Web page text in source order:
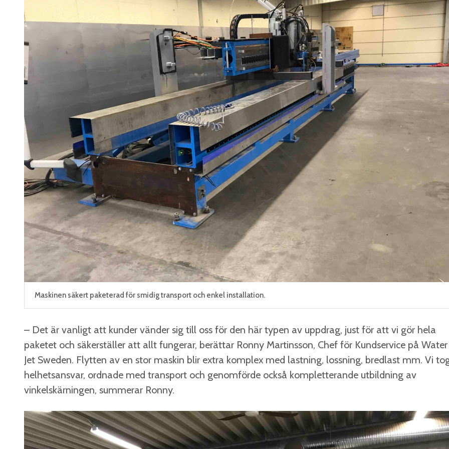
Maskinen säkert paketerad för smidig transport och enkel installation.
– Det är vanligt att kunder vänder sig till oss för den här typen av uppdrag, just för att vi gör hela
paketet och säkerställer att allt fungerar, berättar Ronny Martinsson, Chef för Kundservice på Water
Jet Sweden. Flytten av en stor maskin blir extra komplex med lastning, lossning, bredlast mm. Vi
helhetsansvar, ordnade med transport och genomförde också kompletterande utbildning av
vinkelskärningen, summerar Ronny.